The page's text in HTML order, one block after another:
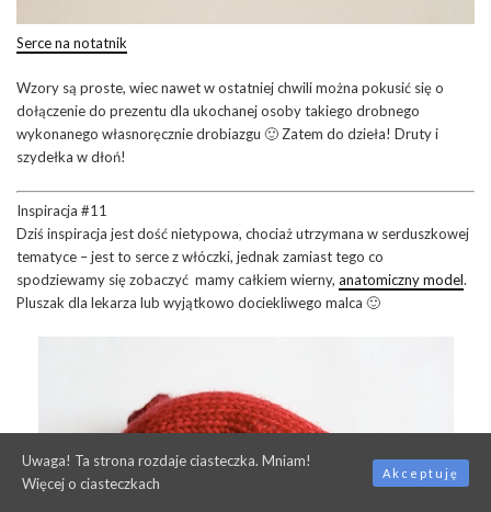
Serce na notatnik
Wzory są proste, wiec nawet w ostatniej chwili można pokusić się o
dołączenie do prezentu dla ukochanej osoby takiego drobnego
wykonanego własnoręcznie drobiazgu 🙂 Zatem do dzieła! Druty i
szydełka w dłoń!
Inspiracja #11
Dziś inspiracja jest dość nietypowa, chociaż utrzymana w serduszkowej
tematyce – jest to serce z włóczki, jednak zamiast tego co
spodziewamy się zobaczyć mamy całkiem wierny, anatomiczny model.
Pluszak dla lekarza lub wyjątkowo dociekliwego malca 🙂
Uwaga! Ta strona rozdaje ciasteczka. Mniam!
Więcej o ciasteczkach
Akceptuję